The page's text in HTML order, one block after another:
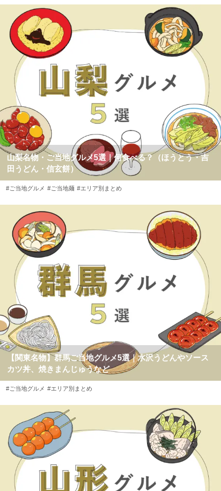
山梨名物・ご当地グルメ5選｜何食べる？（ほうとう・吉
田うどん・信玄餅）
#ご当地グルメ #ご当地麺 #エリア別まとめ
【関東名物】群馬ご当地グルメ5選｜水沢うどんやソース
カツ丼、焼きまんじゅうなど
#ご当地グルメ #エリア別まとめ